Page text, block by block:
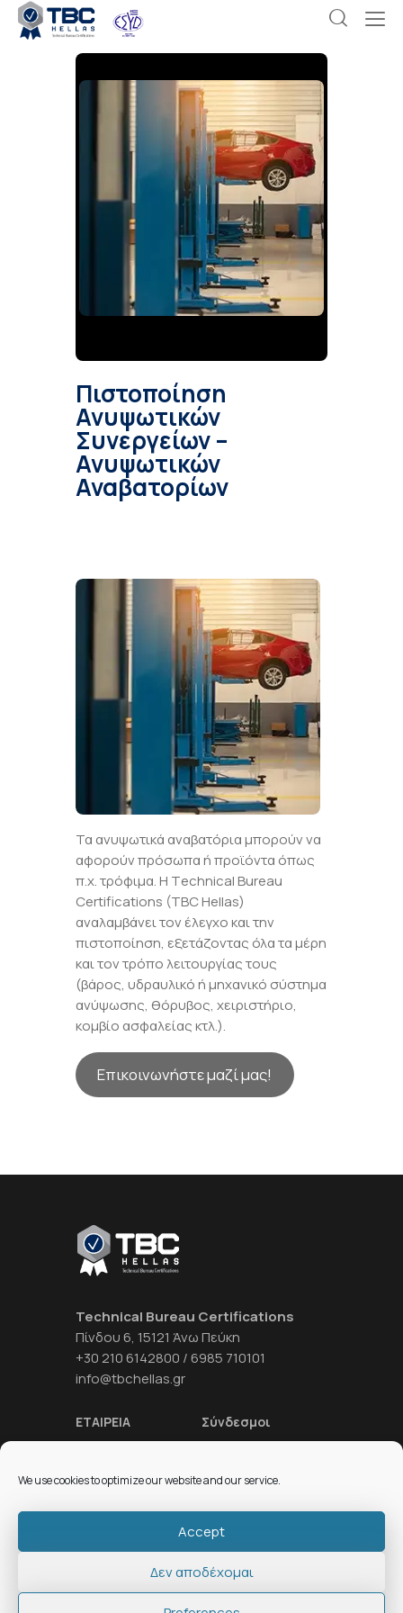
We use cookies to optimize our website and our service.
Accept
Δεν αποδέχομαι
Πιστοποίηση
Ανυψωτικών
Συνεργείων –
Ανυψωτικών
Αναβατορίων
Τα ανυψωτικά αναβατόρια μπορούν να
αφορούν πρόσωπα ή προϊόντα όπως
π.χ. τρόφιμα. Η Τechnical Bureau
Certifications (TBC Hellas)
αναλαμβάνει τον έλεγχο και την
πιστοποίηση, εξετάζοντας όλα τα μέρη
και τον τρόπο λειτουργίας τους
(βάρος, υδραυλικό ή μηχανικό σύστημα
ανύψωσης, θόρυβος, χειριστήριο,
κομβίο ασφαλείας κτλ.).
Επικοινωνήστε μαζί μας!
Technical Bureau Certifications
Πίνδου 6, 15121 Άνω Πεύκη
+30 210 6142800 / 6985 710101
info@tbchellas.gr
ΕΤΑΙΡΕΙΑ
Σύνδεσμοι
ΑΙΤΗΣΕΙΣ – ΕΝΤΥΠΑ ΕΠΙΚΟΙΝΩΝΙΑ
© 2026 TBC. All Rights Reserved. Created
by Fiftyeggz.